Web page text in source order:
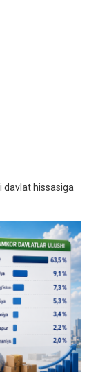
davlat hissasiga